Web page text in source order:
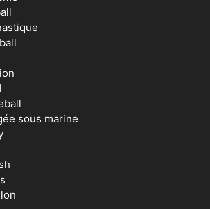
sous marine